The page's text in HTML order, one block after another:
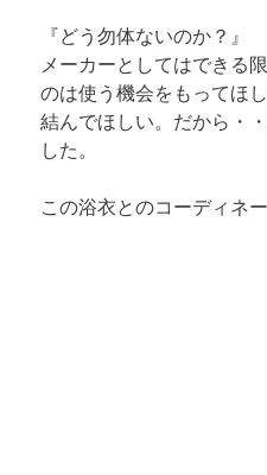
『どう勿体ないのか？』
メーカーとしてはできる
のは使う機会をもってほ
結んでほしい。だから・
した。
この浴衣とのコーディネー